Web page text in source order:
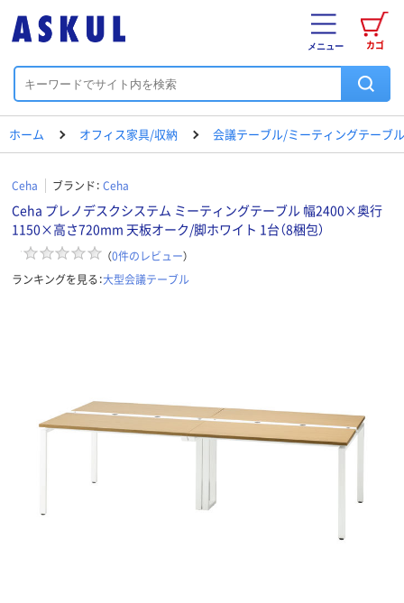
カゴ
メニュー
ホーム オフィス家具/収納 会議テーブル/ミーティングテーブル
Ceha ブランド： Ceha
Ceha プレノデスクシステム ミーティングテーブル 幅2400×奥行
1150×高さ720mm 天板オーク/脚ホワイト 1台（8梱包）
（0件のレビュー）
ランキングを見る：大型会議テーブル